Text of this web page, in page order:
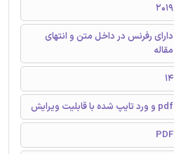
2019
دارای رفرنس در داخل متن و انتهای
مقاله
14
pdf و ورد تایپ شده با قابلیت ویرایش
PDF